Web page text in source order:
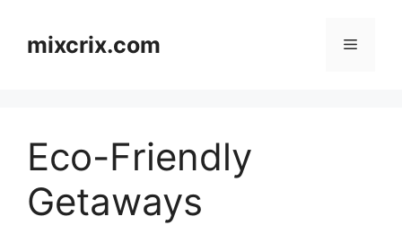
contentmixcrix.com Menu
Eco-Friendly
Getaways